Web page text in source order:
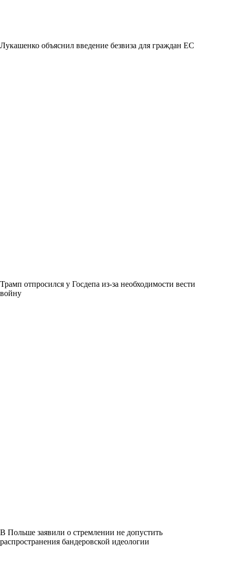
Лукашенко объяснил введение безвиза для граждан ЕС
Трамп отпросился у Госдепа из-за необходимости вести
войну
В Польше заявили о стремлении не допустить
распространения бандеровской идеологии